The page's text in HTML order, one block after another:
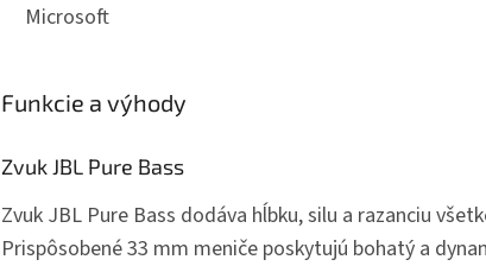
Microsoft
Funkcie a výhody
Zvuk JBL Pure Bass
Zvuk JBL Pure Bass dodáva hĺbku, silu a razanciu
Prispôsobené 33 mm meniče poskytujú bohatý a